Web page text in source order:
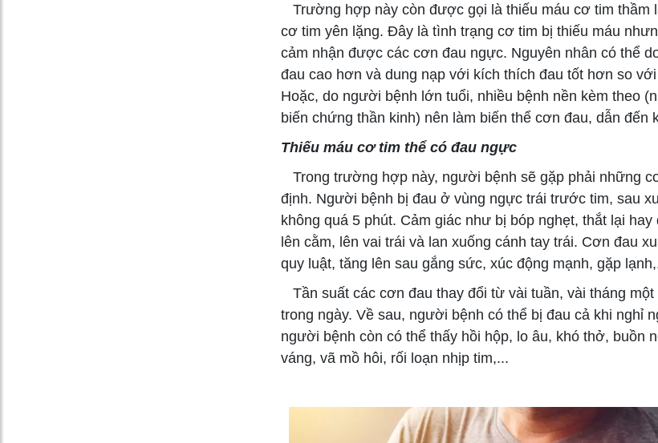
Trường hợp này còn được gọi là thiếu máu cơ tim thầm
cơ tim yên lặng. Đây là tình trạng cơ tim bị thiếu máu
cảm nhận được các cơn đau ngực. Nguyên nhân có thể
đau cao hơn và dung nạp với kích thích đau tốt hơn so
Hoặc, do người bệnh lớn tuổi, nhiều bệnh nền kèm theo
biến chứng thần kinh) nên làm biến thể cơn đau, dẫn đến
Thiếu máu cơ tim thể có đau ngực
Trong trường hợp này, người bệnh sẽ gặp phải những
định. Người bệnh bị đau ở vùng ngực trái trước tim, sau
không quá 5 phút. Cảm giác như bị bóp nghẹt, thắt lại hay
lên cằm, lên vai trái và lan xuống cánh tay trái. Cơn đau
quy luật, tăng lên sau gắng sức, xúc động mạnh, gặp
Tần suất các cơn đau thay đổi từ vài tuần, vài tháng một
trong ngày. Về sau, người bệnh có thể bị đau cả khi nghỉ
người bệnh còn có thể thấy hồi hộp, lo âu, khó thở, buồn
váng, vã mồ hôi, rối loạn nhịp tim,...